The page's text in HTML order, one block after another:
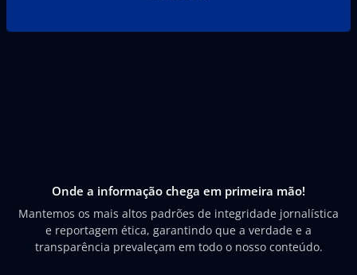
Onde a informação chega em primeira mão!
Mantemos os mais altos padrões de integridade jornalística
e reportagem ética, garantindo que a verdade e a
transparência prevaleçam em todo o nosso conteúdo.